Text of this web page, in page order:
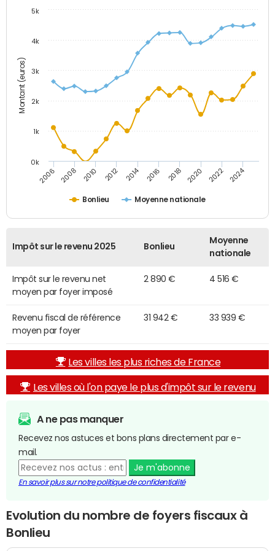
Montant (euros)
Bonlieu Moyenne nationale
2006 2008 2010 2012 2014 2016 2018 2020 2022 2024
0k
1k
2k
3k
4k
5k
Impôt sur le revenu 2025 Bonlieu
Moyenne
nationale
Impôt sur le revenu net
moyen par foyer imposé
2 890 € 4 516 €
Revenu fiscal de référence
moyen par foyer
31 942 € 33 939 €
Les villes les plus riches de France
Les villes où l'on paye le plus d'impôt sur le revenu
A ne pas manquer
Recevez nos astuces et bons plans directement par e-
mail.
Je m'abonne
En savoir plus sur notre politique de confidentialité
Evolution du nombre de foyers fiscaux à
Bonlieu